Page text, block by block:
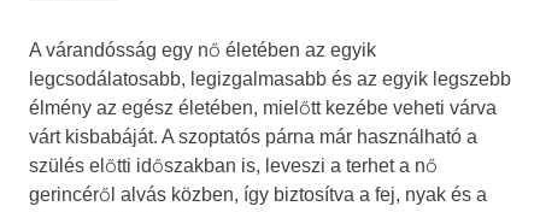
A várandósság egy nő életében az egyik
legcsodálatosabb, legizgalmasabb és az egyik legszebb
élmény az egész életében, mielőtt kezébe veheti várva
várt kisbabáját. A szoptatós párna már használható a
szülés előtti időszakban is, leveszi a terhet a nő
gerincéről alvás közben, így biztosítva a fej, nyak és a